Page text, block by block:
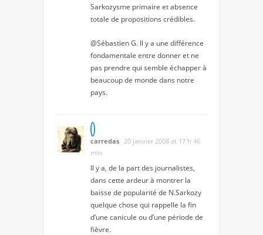
Sarkozysme primaire et absence
totale de propositions crédibles.
@Sébastien G. Il y a une différence
fondamentale entre donner et ne
pas prendre qui semble échapper à
beaucoup de monde dans notre
pays.
carredas 20 janvier 2008 at 17 h 46
min
Il y a, de la part des journalistes,
dans cette ardeur à montrer la
baisse de popularité de N.Sarkozy
quelque chose qui rappelle la fin
d’une canicule ou d’une période de
fièvre.